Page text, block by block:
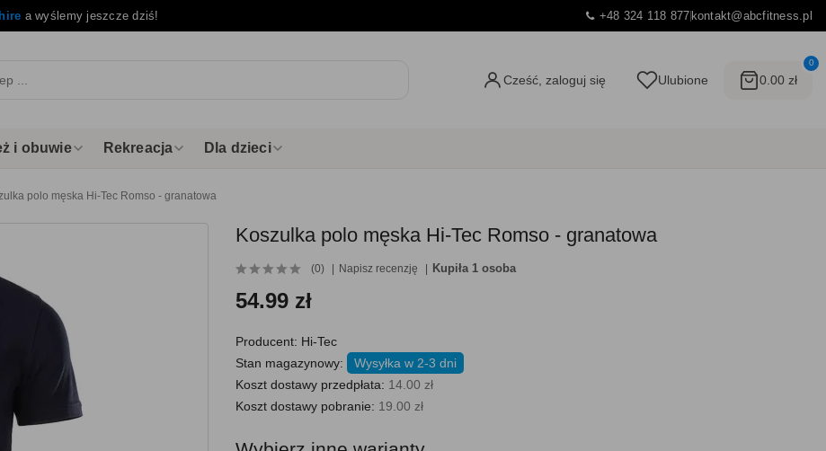
a wyślemy jeszcze dziś! +48 324 118 877kontakt@abcfitness.pl
Cześć, zaloguj się Ulubione
0
0.00 zł
i obuwie Rekreacja Dla dzieci
polo męska Hi-Tec Romso - granatowa
Koszulka polo męska Hi-Tec Romso - granatowa
(0) Napisz recenzję Kupiła 1 osoba
54.99 zł
Producent: Hi-Tec
Stan magazynowy:
Wysyłka w 2-3 dni
Koszt dostawy przedpłata: 14.00 zł
Koszt dostawy pobranie: 19.00 zł